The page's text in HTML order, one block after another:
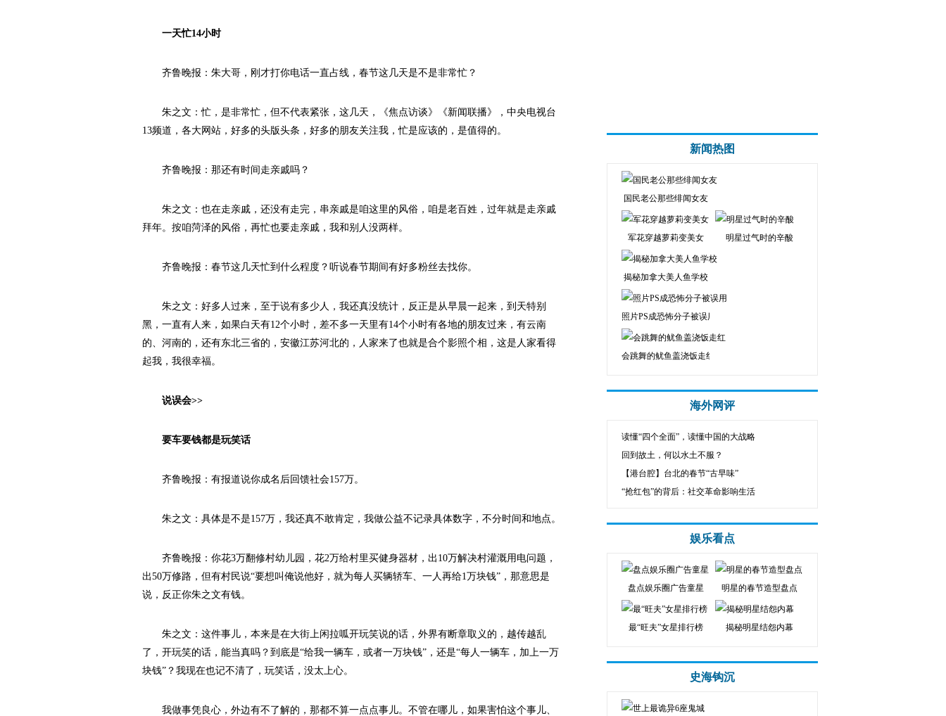
一天忙14小时
齐鲁晚报：朱大哥，刚才打你电话一直占线，春节这几天是不是非常忙？
朱之文：忙，是非常忙，但不代表紧张，这几天，《焦点访谈》《新闻联播》，中央电视台
13频道，各大网站，好多的头版头条，好多的朋友关注我，忙是应该的，是值得的。
齐鲁晚报：那还有时间走亲戚吗？
朱之文：也在走亲戚，还没有走完，串亲戚是咱这里的风俗，咱是老百姓，过年就是走亲戚
拜年。按咱菏泽的风俗，再忙也要走亲戚，我和别人没两样。
齐鲁晚报：春节这几天忙到什么程度？听说春节期间有好多粉丝去找你。
朱之文：好多人过来，至于说有多少人，我还真没统计，反正是从早晨一起来，到天特别
黑，一直有人来，如果白天有12个小时，差不多一天里有14个小时有各地的朋友过来，有云南
的、河南的，还有东北三省的，安徽江苏河北的，人家来了也就是合个影照个相，这是人家看得
起我，我很幸福。
说误会>>
要车要钱都是玩笑话
齐鲁晚报：有报道说你成名后回馈社会157万。
朱之文：具体是不是157万，我还真不敢肯定，我做公益不记录具体数字，不分时间和地点。
齐鲁晚报：你花3万翻修村幼儿园，花2万给村里买健身器材，出10万解决村灌溉用电问题，
出50万修路，但有村民说“要想叫俺说他好，就为每人买辆轿车、一人再给1万块钱”，那意思是
说，反正你朱之文有钱。
朱之文：这件事儿，本来是在大街上闲拉呱开玩笑说的话，外界有断章取义的，越传越乱
了，开玩笑的话，能当真吗？到底是“给我一辆车，或者一万块钱”，还是“每人一辆车，加上一万
块钱”？我现在也记不清了，玩笑话，没太上心。
我做事凭良心，外边有不了解的，那都不算一点点事儿。不管在哪儿，如果害怕这个事儿、
新闻热图
国民老公那些绯闻女友
军花穿越萝莉变美女 明星过气时的辛酸
揭秘加拿大美人鱼学校
照片PS成恐怖分子被误用
会跳舞的鱿鱼盖浇饭走红
海外网评
读懂“四个全面”，读懂中国的大战略
回到故土，何以水土不服？
【港台腔】台北的春节“古早味”
“抢红包”的背后：社交革命影响生活
娱乐看点
盘点娱乐圈广告童星 明星的春节造型盘点
最“旺夫”女星排行榜 揭秘明星结怨内幕
史海钩沉